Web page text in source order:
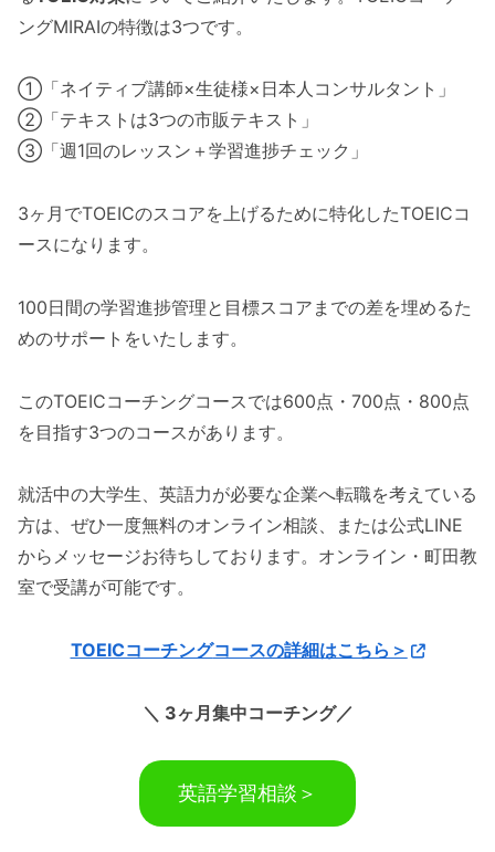
ングMIRAIの特徴は3つです。
①「ネイティブ講師×生徒様×日本人コンサルタント」
②「テキストは3つの市販テキスト」
③「週1回のレッスン＋学習進捗チェック」
3ヶ月でTOEICのスコアを上げるために特化したTOEICコ
ースになります。
100日間の学習進捗管理と目標スコアまでの差を埋めるた
めのサポートをいたします。
このTOEICコーチングコースでは600点・700点・800点
を目指す3つのコースがあります。
就活中の大学生、英語力が必要な企業へ転職を考えている
方は、ぜひ一度無料のオンライン相談、または公式LINE
からメッセージお待ちしております。オンライン・町田教
室で受講が可能です。
TOEICコーチングコースの詳細はこちら＞
＼ 3ヶ月集中コーチング／
英語学習相談＞